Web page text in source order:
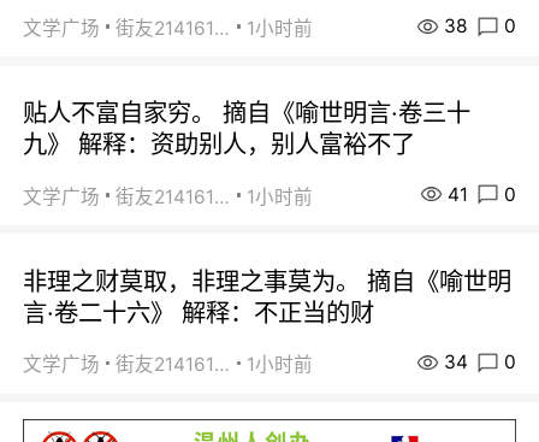
文学广场 街友21416156 1小时前 38 0
贴人不富自家穷。 摘自《喻世明言·卷三十
九》 解释：资助别人，别人富裕不了
文学广场 街友21416156 1小时前 41 0
非理之财莫取，非理之事莫为。 摘自《喻世明
言·卷二十六》 解释：不正当的财
文学广场 街友21416156 1小时前 34 0